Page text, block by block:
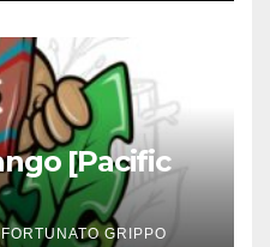
[Pacific
FORTUNATO GRIPPO